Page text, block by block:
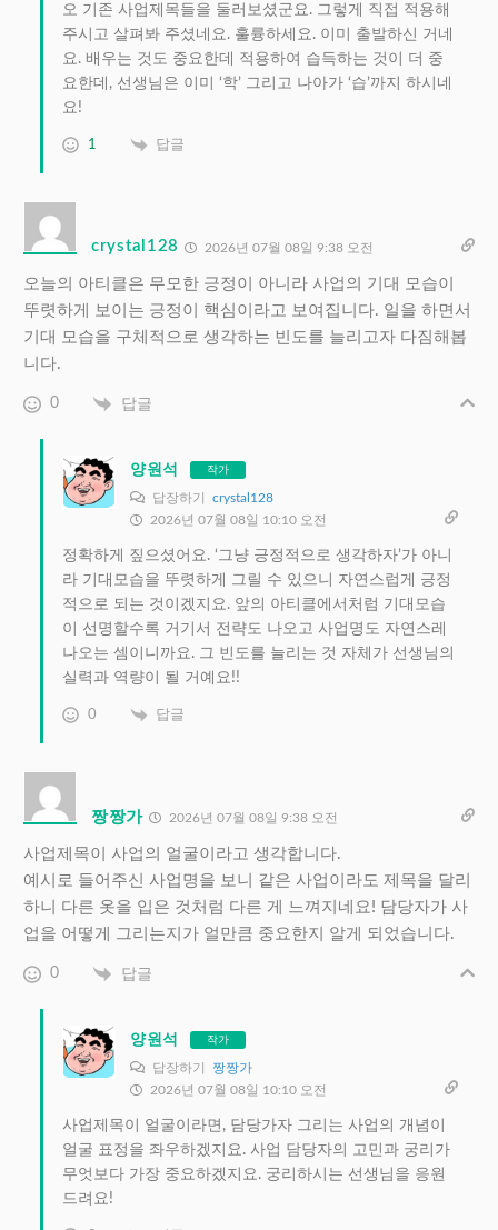
오 기존 사업제목들을 둘러보셨군요. 그렇게 직접 적용해
주시고 살펴봐 주셨네요. 훌륭하세요. 이미 출발하신 거네
요. 배우는 것도 중요한데 적용하여 습득하는 것이 더 중
요한데, 선생님은 이미 ‘학’ 그리고 나아가 ‘습’까지 하시네
요!
1 답글
crystal128 2026년 07월 08일 9:38 오전
오늘의 아티클은 무모한 긍정이 아니라 사업의 기대 모습이
뚜렷하게 보이는 긍정이 핵심이라고 보여집니다. 일을 하면서
기대 모습을 구체적으로 생각하는 빈도를 늘리고자 다짐해봅
니다.
0 답글
양원석 작가
답장하기 crystal128
2026년 07월 08일 10:10 오전
정확하게 짚으셨어요. ‘그냥 긍정적으로 생각하자’가 아니
라 기대모습을 뚜렷하게 그릴 수 있으니 자연스럽게 긍정
적으로 되는 것이겠지요. 앞의 아티클에서처럼 기대모습
이 선명할수록 거기서 전략도 나오고 사업명도 자연스레
나오는 셈이니까요. 그 빈도를 늘리는 것 자체가 선생님의
실력과 역량이 될 거예요!!
0 답글
짱짱가 2026년 07월 08일 9:38 오전
사업제목이 사업의 얼굴이라고 생각합니다.
예시로 들어주신 사업명을 보니 같은 사업이라도 제목을 달리
하니 다른 옷을 입은 것처럼 다른 게 느껴지네요! 담당자가 사
업을 어떻게 그리는지가 얼만큼 중요한지 알게 되었습니다.
0 답글
양원석 작가
답장하기 짱짱가
2026년 07월 08일 10:10 오전
사업제목이 얼굴이라면, 담당가자 그리는 사업의 개념이
얼굴 표정을 좌우하겠지요. 사업 담당자의 고민과 궁리가
무엇보다 가장 중요하겠지요. 궁리하시는 선생님을 응원
드려요!